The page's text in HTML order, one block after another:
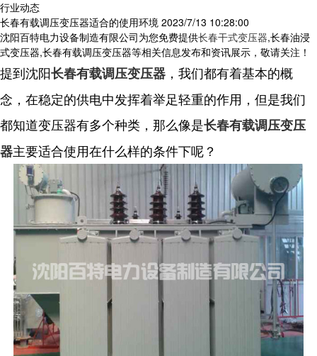
行业动态
长春有载调压变压器适合的使用环境 2023/7/13 10:28:00
沈阳百特电力设备制造有限公司为您免费提供长春干式变压器,长春油浸
式变压器,长春有载调压变压器等相关信息发布和资讯展示，敬请关注！
提到沈阳长春有载调压变压器 ，我们都有着基本的概
念，在稳定的供电中发挥着举足轻重的作用，但是我们
都知道变压器有多个种类，那么像是长春有载调压变压
器主要适合使用在什么样的条件下呢？